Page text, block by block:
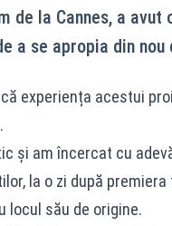
de la Cannes, a
a se apropia din
experiența acestui
și am încercat cu
la o zi după
locul său de origine.